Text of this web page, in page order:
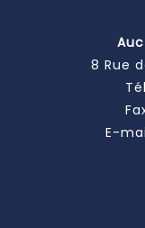
8 Rue
E-